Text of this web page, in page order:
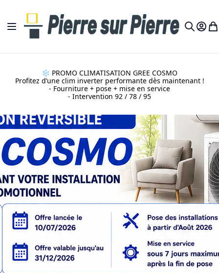
Basculer la navigation Mon
❄️ PROMO CLIMATISATION GREE COSMO
Profitez d’une clim inverter performante dès maintenant !
- Fourniture + pose + mise en service
- Intervention 92 / 78 / 95